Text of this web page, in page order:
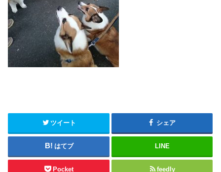
ツイート シェア
はてブ LINE
Pocket feedly